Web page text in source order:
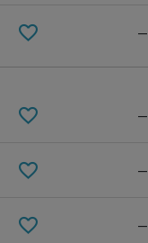
—
—
—
—